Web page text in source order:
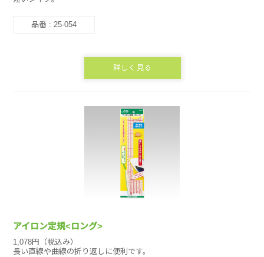
品番 : 25-054
詳しく見る
アイロン定規<ロング>
1,078円（税込み）
長い直線や曲線の折り返しに便利です。